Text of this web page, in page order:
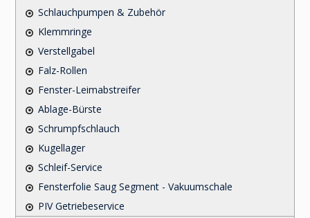
Schlauchpumpen & Zubehör
Klemmringe
Verstellgabel
Falz-Rollen
Fenster-Leimabstreifer
Ablage-Bürste
Schrumpfschlauch
Kugellager
Schleif-Service
Fensterfolie Saug Segment - Vakuumschale
PIV Getriebeservice